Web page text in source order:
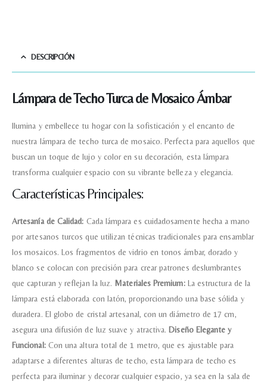
DESCRIPCIÓN
Lámpara de Techo Turca de Mosaico Ámbar
Ilumina y embellece tu hogar con la sofisticación y el encanto de
nuestra lámpara de techo turca de mosaico. Perfecta para aquellos que
buscan un toque de lujo y color en su decoración, esta lámpara
transforma cualquier espacio con su vibrante belleza y elegancia.
Características Principales:
Artesanía de Calidad: Cada lámpara es cuidadosamente hecha a mano
por artesanos turcos que utilizan técnicas tradicionales para ensamblar
los mosaicos. Los fragmentos de vidrio en tonos ámbar, dorado y
blanco se colocan con precisión para crear patrones deslumbrantes
que capturan y reflejan la luz. Materiales Premium:La estructura de la
lámpara está elaborada con latón, proporcionando una base sólida y
duradera. El globo de cristal artesanal, con un diámetro de 17 cm,
asegura una difusión de luz suave y atractiva. Diseño Elegante y
Funcional:Con una altura total de 1 metro, que es ajustable para
adaptarse a diferentes alturas de techo, esta lámpara de techo es
perfecta para iluminar y decorar cualquier espacio, ya sea en la sala de